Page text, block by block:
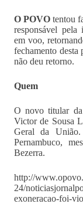
O POVO tentou
responsável
em voo,
fechamento desta
não deu retorno.
Quem
O novo titular da
Victor de Sousa
Geral da
Pernambuco,
Bezerra.
http://
24/
exoneracao-foi-